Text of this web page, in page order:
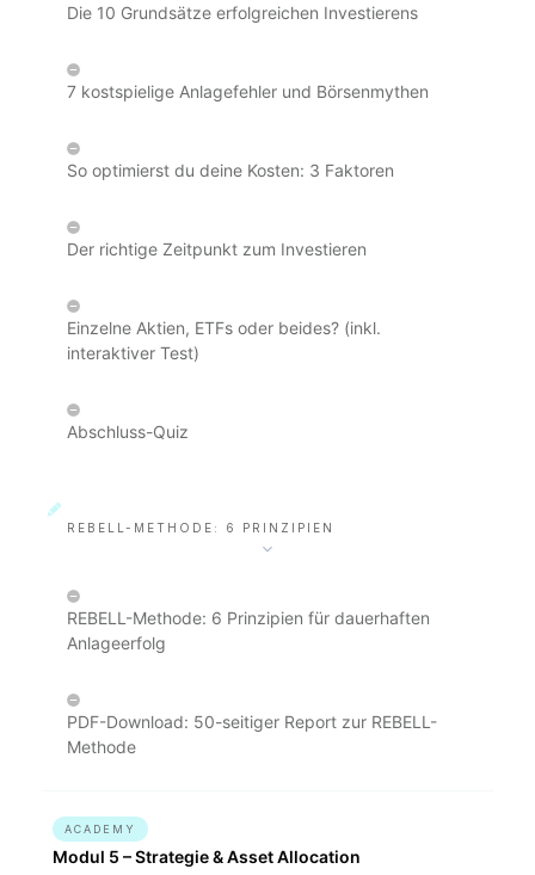
Die 10 Grundsätze erfolgreichen Investierens
7 kostspielige Anlagefehler und Börsenmythen
So optimierst du deine Kosten: 3 Faktoren
Der richtige Zeitpunkt zum Investieren
Einzelne Aktien, ETFs oder beides? (inkl.
interaktiver Test)
Abschluss-Quiz
REBELL-METHODE: 6 PRINZIPIEN
REBELL-Methode: 6 Prinzipien für dauerhaften
Anlageerfolg
PDF-Download: 50-seitiger Report zur REBELL-
Methode
ACADEMY
Modul 5 – Strategie & Asset Allocation